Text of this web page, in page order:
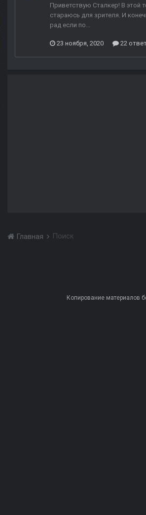
Приветствую Сталкер! В этой
стараюсь для зрителя. И
рад если по...
23 ноября, 2020 22
Главная Поиск
Копирование материалов